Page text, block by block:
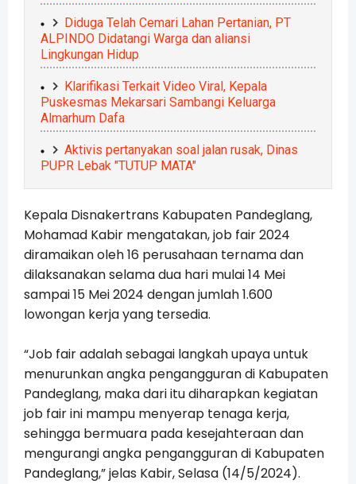
Diduga Telah Cemari Lahan Pertanian, PT
ALPINDO Didatangi Warga dan aliansi
Lingkungan Hidup
Klarifikasi Terkait Video Viral, Kepala
Puskesmas Mekarsari Sambangi Keluarga
Almarhum Dafa
Aktivis pertanyakan soal jalan rusak, Dinas
PUPR Lebak "TUTUP MATA"
Kepala Disnakertrans Kabupaten Pandeglang,
Mohamad Kabir mengatakan, job fair 2024
diramaikan oleh 16 perusahaan ternama dan
dilaksanakan selama dua hari mulai 14 Mei
sampai 15 Mei 2024 dengan jumlah 1.600
lowongan kerja yang tersedia.
“Job fair adalah sebagai langkah upaya untuk
menurunkan angka pengangguran di Kabupaten
Pandeglang, maka dari itu diharapkan kegiatan
job fair ini mampu menyerap tenaga kerja,
sehingga bermuara pada kesejahteraan dan
mengurangi angka pengangguran di Kabupaten
Pandeglang,” jelas Kabir, Selasa (14/5/2024).